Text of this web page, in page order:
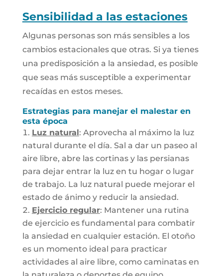
Sensibilidad a las estaciones
Algunas personas son más sensibles a los
cambios estacionales que otras. Si ya tienes
una predisposición a la ansiedad, es posible
que seas más susceptible a experimentar
recaídas en estos meses.
Estrategias para manejar el malestar en
esta época
Luz natural: Aprovecha al máximo la luz
natural durante el día. Sal a dar un paseo al
aire libre, abre las cortinas y las persianas
para dejar entrar la luz en tu hogar o lugar
de trabajo. La luz natural puede mejorar el
estado de ánimo y reducir la ansiedad.
Ejercicio regular: Mantener una rutina
de ejercicio es fundamental para combatir
la ansiedad en cualquier estación. El otoño
es un momento ideal para practicar
actividades al aire libre, como caminatas en